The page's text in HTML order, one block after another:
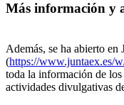
Más información y
Además, se ha abierto en
(https://www.juntaex.es/
toda la información de los
actividades divulgativas